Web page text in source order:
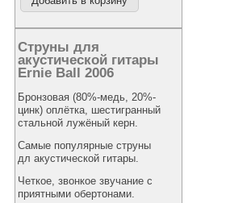
Струны для
акустической гитары
Ernie Ball 2006
Бронзовая (80%-медь, 20%-
цинк) оплётка, шестигранный
стальной лужёный керн.
Самые популярные струны
дл акустической гитары.
Четкое, звонкое звучание с
приятными обертонами.